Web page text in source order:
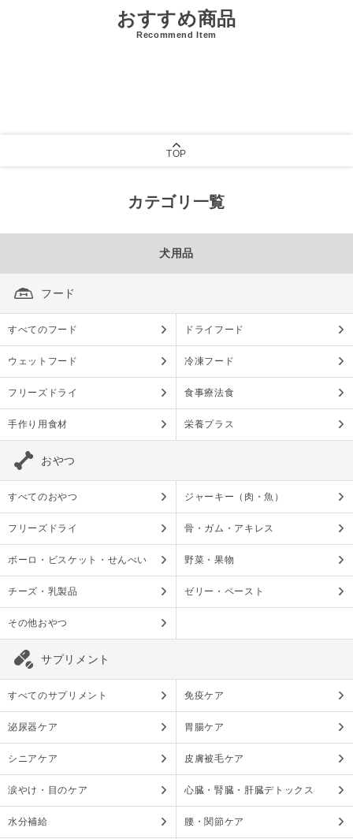
おすすめ商品
Recommend Item
TOP
カテゴリ一覧
犬用品
フード
すべてのフード ドライフード
ウェットフード 冷凍フード
フリーズドライ 食事療法食
手作り用食材 栄養プラス
おやつ
すべてのおやつ ジャーキー（肉・魚）
フリーズドライ 骨・ガム・アキレス
ボーロ・ビスケット・せんべい 野菜・果物
チーズ・乳製品 ゼリー・ペースト
その他おやつ
サプリメント
すべてのサプリメント 免疫ケア
泌尿器ケア 胃腸ケア
シニアケア 皮膚被毛ケア
涙やけ・目のケア 心臓・腎臓・肝臓デトックス
水分補給 腰・関節ケア